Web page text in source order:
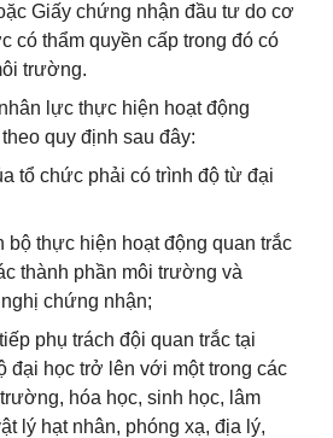
Giấy chứng nhận đầu tư do cơ
có thẩm quyền cấp trong đó có
trường.
lực thực hiện hoạt động
quy định sau đây:
tổ chức phải có trình độ từ đại
bộ thực hiện hoạt động quan trắc
thành phần môi trường và
chứng nhận;
phụ trách đội quan trắc tại
đại học trở lên với một trong các
hóa học, sinh học, lâm
lý hạt nhân, phóng xạ, địa lý,